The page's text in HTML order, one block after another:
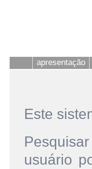
apresentação
Este
usuário